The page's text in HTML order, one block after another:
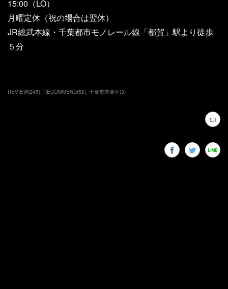
15:00（LO）
月曜定休（祝の場合は翌休）
JR総武本線・千葉都市モノレール線「都賀」駅より徒歩
５分
REVIEW(245) RECOMMEND(52) 千葉市若葉区(3)